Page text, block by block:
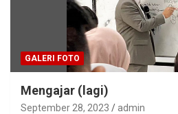
GALERI FOTO
Mengajar (lagi)
September 28, 2023 admin